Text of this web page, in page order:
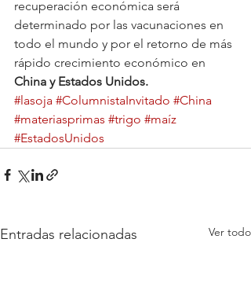
recuperación económica será
determinado por las vacunaciones en
todo el mundo y por el retorno de más
rápido crecimiento económico en
China y Estados Unidos.
#lasoja #ColumnistaInvitado #China
#materiasprimas #trigo #maíz
#EstadosUnidos
Entradas relacionadas Ver todo